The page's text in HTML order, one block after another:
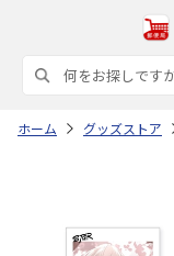
ホーム グッズストア